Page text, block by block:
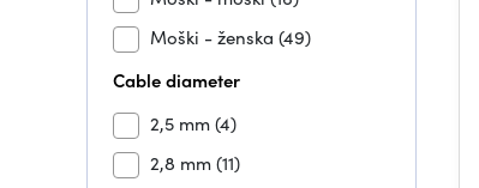
Moški - ženska (49)
Cable diameter
2,5 mm(4)
2,8 mm(11)